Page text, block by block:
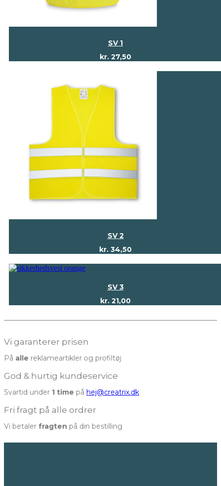
SV 1
kr. 27,50
SV 2
kr. 34,50
SV 3
kr. 21,00
Vi garanterer prisen
På alle reklameartikler og profiltøj
God & hurtig kundeservice
Svartid under 1 time på hej@creatrix.dk
Fri fragt på alle ordrer
Vi betaler fragten på din bestilling